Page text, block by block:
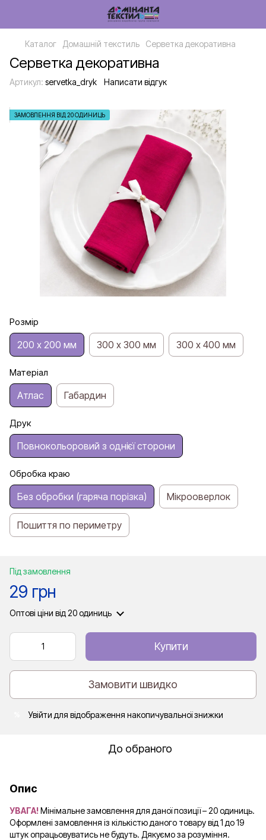
Каталог Домашній текстиль Серветка декоративна
Серветка декоративна
Артикул: servetka_dryk Написати відгук
ЗАМОВЛЕННЯ ВІД 20 ОДИНИЦЬ
Розмір
200 х 200 мм 300 х 300 мм 300 х 400 мм
Матеріал
Атлас Габардин
Друк
Повнокольоровий з однієї сторони
Обробка краю
Без обробки (гаряча порізка) Мікрооверлок
Пошиття по периметру
Під замовлення
29 грн
Оптові ціни від 20 одиниць
Купити
Замовити швидко
Увійти для відображення накопичувальної знижки
До обраного
Опис
УВАГА!Мінімальне замовлення для даної позиції – 20 одиниць.
Оформлені замовлення із кількістю даного товару від 1 до 19
штук опрацьовуватись не будуть. Дякуємо за розуміння.